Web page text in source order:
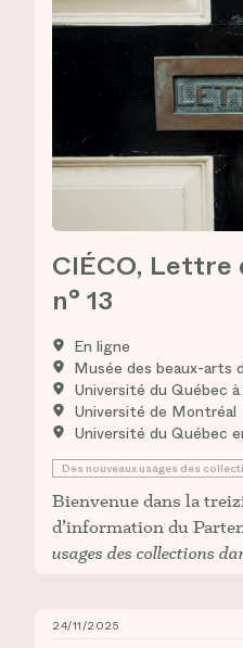
CIÉCO, Lettre
n° 13
En ligne
Musée des beaux-arts
Université du Québec
Université de Montréal
Université du Québec
Des nouveaux usages des
Bienvenue dans la
d’information du
usages des collections
CIÉCO, Lettre
24/11/2025